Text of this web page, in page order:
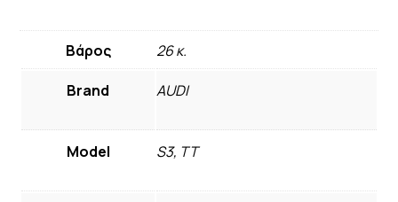
Βάρος 26 κ.
Brand AUDI
Model S3, TT